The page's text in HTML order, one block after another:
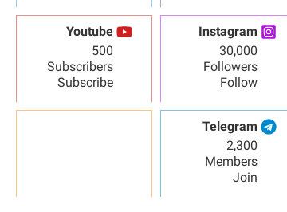
Instagram
30,000
Followers
Follow
Youtube
500
Subscribers
Subscribe
Telegram
2,300
Members
Join